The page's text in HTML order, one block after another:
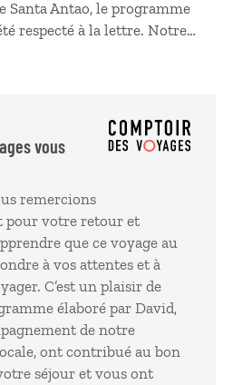
Santa Antao, le programme
respecté à la lettre. Notre
de bonnes conditions et
et varié correspond à nos
de voyager. La
est un véritable "plus" et nous
quelques petits problèmes et
prêts à retenter
des voyages!
vous
remercions
pour votre retour et
que ce voyage au
à vos attentes et à
C’est un plaisir de
élaboré par David,
de notre
ont contribué au bon
séjour et vous ont